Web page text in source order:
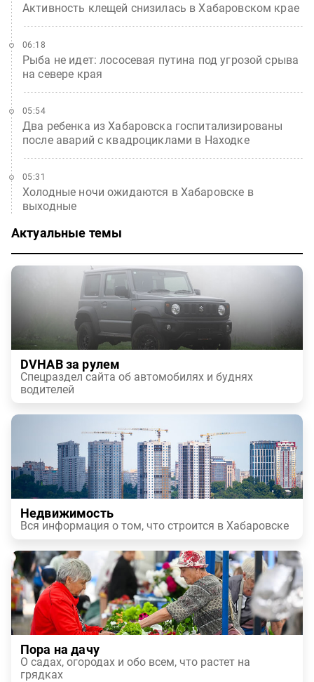
Активность клещей снизилась в Хабаровском крае
Рыба не идет: лососевая путина под угрозой срыва
на севере края
06:18
Два ребенка из Хабаровска госпитализированы
после аварий с квадроциклами в Находке
05:54
Холодные ночи ожидаются в Хабаровске в
выходные
05:31
Актуальные темы
DVHAB за рулем
Спецраздел сайта об автомобилях и буднях
водителей
Недвижимость
Вся информация о том, что строится в Хабаровске
Пора на дачу
О садах, огородах и обо всем, что растет на
грядках